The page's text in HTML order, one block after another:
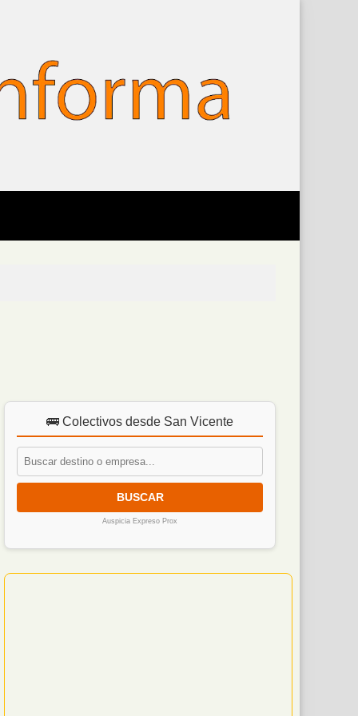
🚌 Colectivos desde San Vicente
BUSCAR
Auspicia Expreso Prox